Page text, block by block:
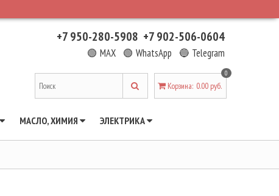
+7 950-280-5908 +7 902-506-0604
🟢 MAX 🟢 WhatsApp 🔵 Telegram
Корзина:
0
0.00 руб.
МАСЛО, ХИМИЯ ЭЛЕКТРИКА